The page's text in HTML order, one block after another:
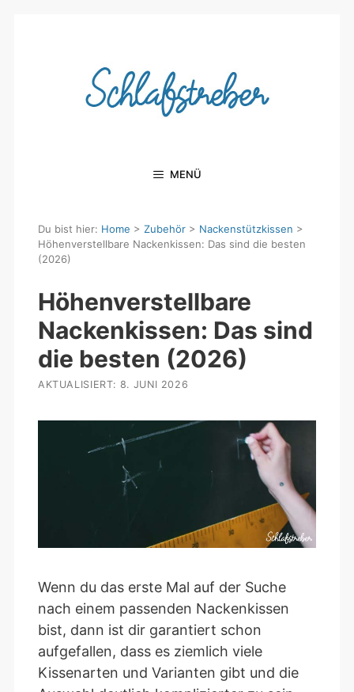
MENÜ
Du bist hier: Home > Zubehör> Nackenstützkissen >
Höhenverstellbare Nackenkissen: Das sind die besten
(2026)
Höhenverstellbare
Nackenkissen: Das sind
die besten (2026)
8. JUNI 2026
Wenn du das erste Mal auf der Suche
nach einem passenden Nackenkissen
bist, dann ist dir garantiert schon
aufgefallen, dass es ziemlich viele
Kissenarten und Varianten gibt und die